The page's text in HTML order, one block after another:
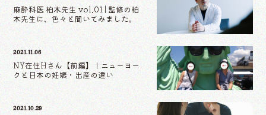
麻酔科医 柏木先生 vol.01 | 監修の柏
木先生に、色々と聞いてみました。
2021.11.06
NY在住Hさん【前編】｜ニューヨー
クと日本の妊娠・出産の違い
2021.10.29